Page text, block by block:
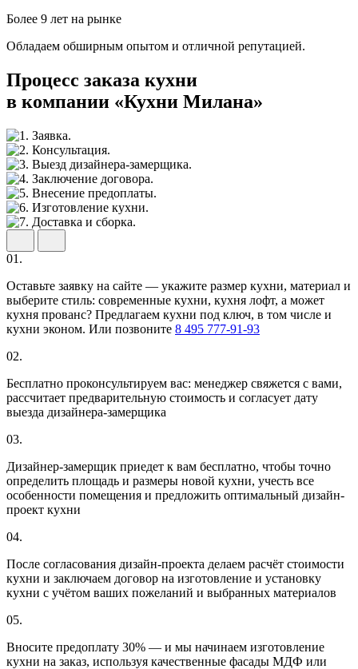
Более 9 лет на рынке
Обладаем обширным опытом и отличной репутацией.
Процесс заказа кухни
в компании «Кухни Милана»
01.
Оставьте заявку на сайте — укажите размер кухни, материал и
выберите стиль: современные кухни, кухня лофт, а может
кухня прованс? Предлагаем кухни под ключ, в том числе и
кухни эконом. Или позвоните 8 495 777-91-93
02.
Бесплатно проконсультируем вас: менеджер свяжется с вами,
рассчитает предварительную стоимость и согласует дату
выезда дизайнера-замерщика
03.
Дизайнер-замерщик приедет к вам бесплатно, чтобы точно
определить площадь и размеры новой кухни, учесть все
особенности помещения и предложить оптимальный дизайн-
проект кухни
04.
После согласования дизайн-проекта делаем расчёт стоимости
кухни и заключаем договор на изготовление и установку
кухни с учётом ваших пожеланий и выбранных материалов
05.
Вносите предоплату 30% — и мы начинаем изготовление
кухни на заказ, используя качественные фасады МДФ или